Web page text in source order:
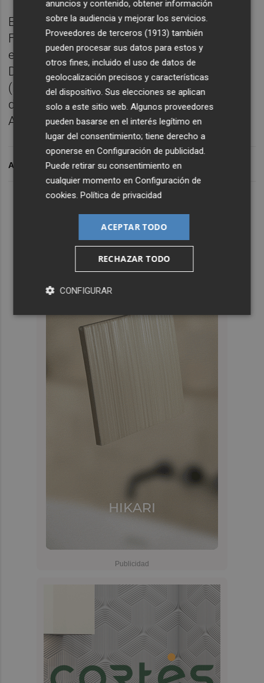
Esta obra se enmarca en los proyectos
Feder, cofinanciados por la Unión Europea y
ejecutados dentro de la Estrategia de
Desarrollo Urbano Sostenible Integrado
(Edusi). El proyecto está financiado por
dichos fondos y por el Ayuntamiento de
Almassora al 50%.
ARCHIVADO EN
anuncios y contenido, obtener información
sobre la audiencia y mejorar los servicios.
Proveedores de terceros (1913) también
pueden procesar sus datos para estos y
otros fines, incluido el uso de datos de
geolocalización precisos y características
del dispositivo. Sus elecciones se aplican
solo a este sitio web. Algunos proveedores
pueden basarse en el interés legítimo en
lugar del consentimiento; tiene derecho a
oponerse enConfiguración de publicidad.
Puede retirar su consentimiento en
cualquier momento enConfiguración de
cookies.Política de privacidad
ACEPTAR TODO
RECHAZAR TODO
CONFIGURAR